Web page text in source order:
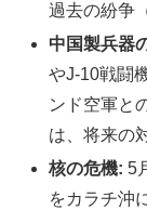
過去の紛争
中国製兵器
やJ-10戦闘
ンド空軍と
は、将来の
核の危機: 5
をカラチ沖